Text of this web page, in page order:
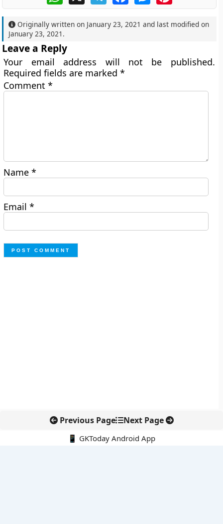
Originally written on January 23, 2021 and last modified on
January 23, 2021 .
Leave a Reply
Your email address will not be published.
Required fields are marked*
Comment*
Name*
Email*
Previous Page Next Page
📱 GKToday Android App